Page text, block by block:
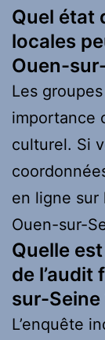
Quel état
locales
Ouen-
Les
importance
culturel. Si
en ligne sur
Ouen-sur-
Quelle
de
sur-Seine
L’enquête